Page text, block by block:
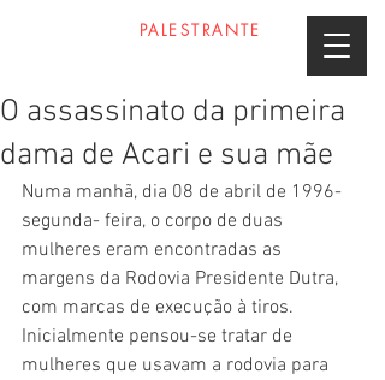
PALESTRANTE
O assassinato da primeira
dama de Acari e sua mãe
Numa manhã, dia 08 de abril de 1996-
segunda- feira, o corpo de duas
mulheres eram encontradas as
margens da Rodovia Presidente Dutra,
com marcas de execução à tiros.
Inicialmente pensou-se tratar de
mulheres que usavam a rodovia para